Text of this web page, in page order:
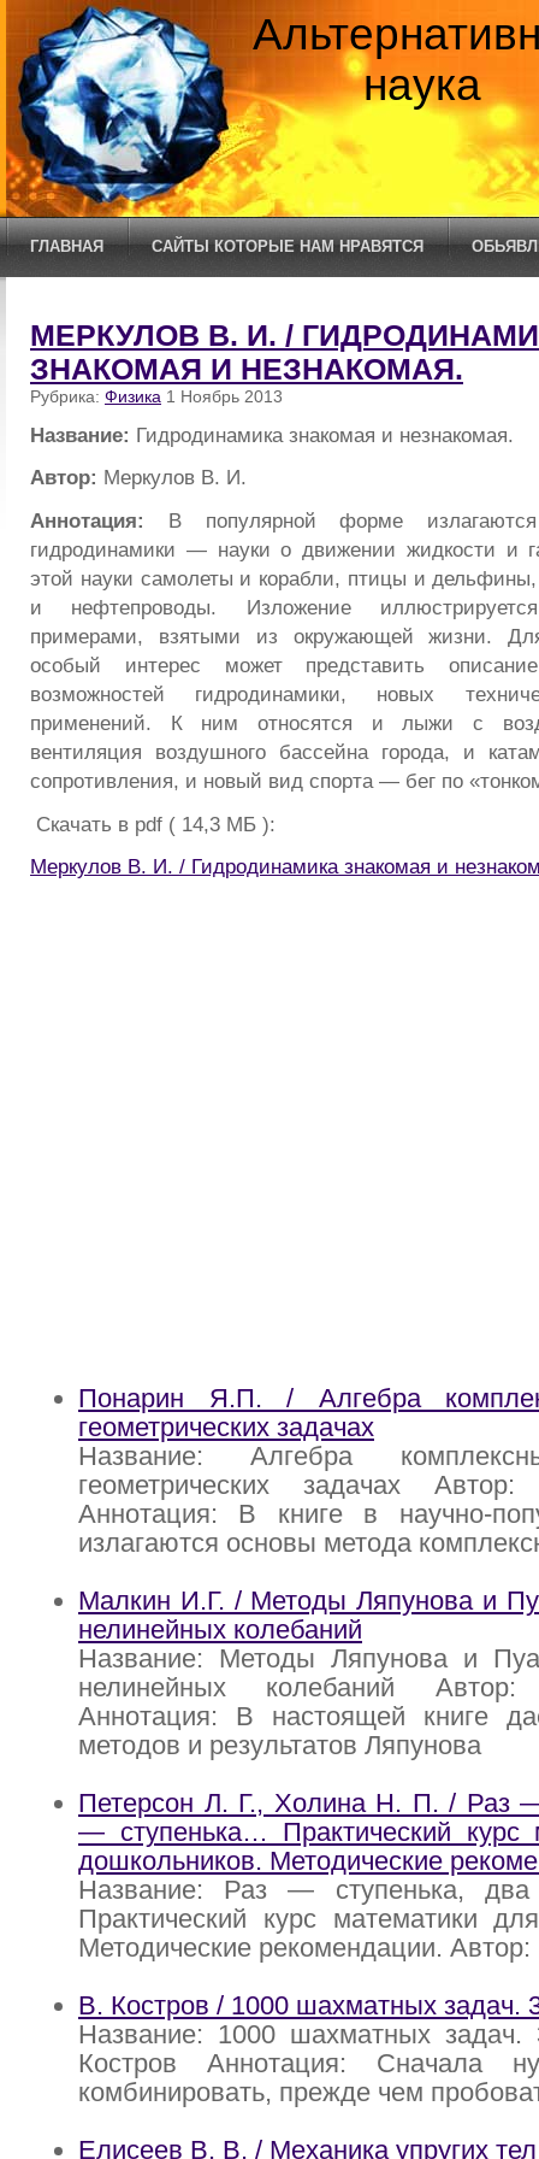
наука
ГЛАВНАЯ САЙТЫ КОТОРЫЕ НАМ НРАВЯТСЯ
МЕРКУЛОВ В. И. /
ЗНАКОМАЯ И НЕЗНАКОМАЯ.
Рубрика: Физика 1 Ноябрь 2013
Название: Гидродинамика знакомая и незнакомая.
Автор: Меркулов В. И.
Аннотация: В популярной форме
гидродинамики — науки о движении жидкости и
этой науки самолеты и корабли, птицы и
и нефтепроводы. Изложение
примерами, взятыми из окружающей жизни.
особый интерес может представить описание
возможностей гидродинамики, новых
применений. К ним относятся и лыжи с
вентиляция воздушного бассейна города, и
сопротивления, и новый вид спорта — бег по
Скачать в pdf ( 14,3 МБ ):
Меркулов В. И. / Гидродинамика знакомая и
Понарин Я.П. / Алгебра
геометрических задачах
Название: Алгебра
геометрических задачах
Аннотация: В книге в научно-
излагаются основы метода
Малкин И.Г. / Методы Ляпунова и
нелинейных колебаний
Название: Методы Ляпунова и
нелинейных колебаний
Аннотация: В настоящей книге
методов и результатов Ляпунова
Петерсон Л. Г., Холина Н. П. / Раз
— ступенька… Практический курс
дошкольников. Методические
Название: Раз — ступенька,
Практический курс математики
Методические рекомендации.
В. Костров / 1000 шахматных задач.
Название: 1000 шахматных
Костров Аннотация: Сначала
комбинировать, прежде чем
Елисеев В. В. / Механика упругих